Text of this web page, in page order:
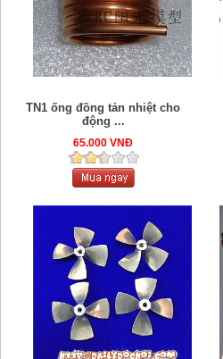
TN1 ống đồng tản nhiệt cho
động ...
65.000 VNĐ